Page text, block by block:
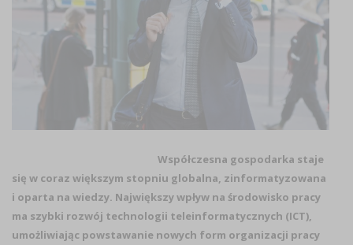
Współczesna gospodarka staje
się w coraz większym stopniu globalna, zinformatyzowana
i oparta na wiedzy. Największy wpływ na środowisko pracy
ma szybki rozwój technologii teleinformatycznych (ICT),
umożliwiając powstawanie nowych form organizacji pracy